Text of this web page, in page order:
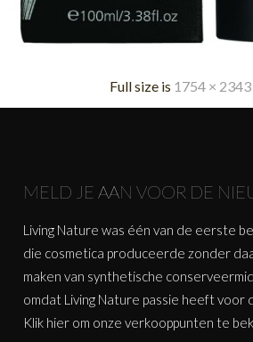
Full size is 1754 × 2343
MELD JE AAN VOOR DE
Living Nature was één van de eerste
die cosmetica produceerde zonder
maken van synthetische
omdat Living Nature passie heeft voor
Klik hier om onze verkooppunten te